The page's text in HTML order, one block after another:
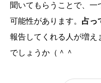
聞いてもらうことで、一
可能性があります。 占っ
報告してくれる人が増え
でしょうか（＾＾